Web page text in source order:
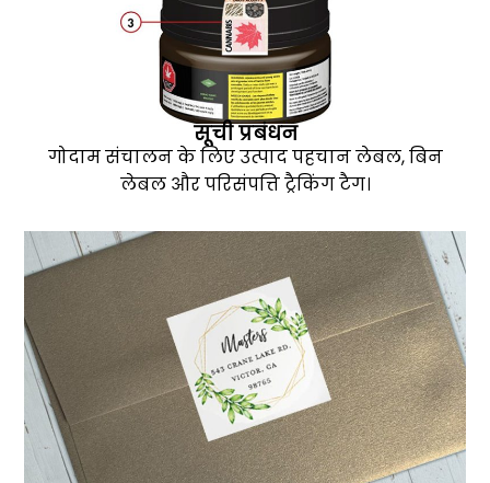
सूची प्रबंधन
गोदाम संचालन के लिए उत्पाद पहचान लेबल, बिन
लेबल और परिसंपत्ति ट्रैकिंग टैग।